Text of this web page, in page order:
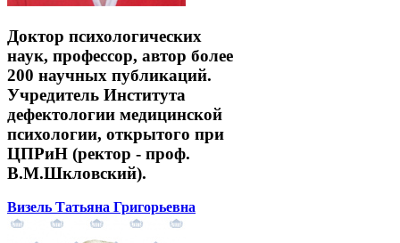
Доктор психологических
наук, профессор, автор более
200 научных публикаций.
Учредитель Института
дефектологии медицинской
психологии, открытого при
ЦПРиН (ректор - проф.
В.М.Шкловский).
Визель Татьяна Григорьевна